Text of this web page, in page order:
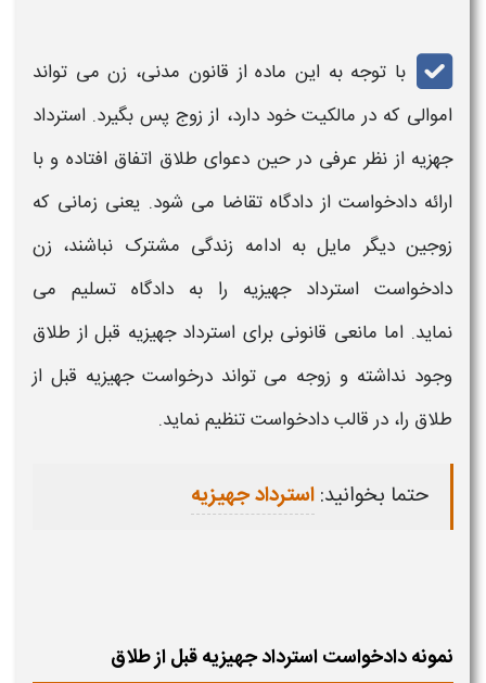
با توجه به این ماده از قانون مدنی، زن می تواند
اموالی که در مالکیت خود دارد، از زوج پس بگیرد. استرداد
جهزیه از نظر عرفی در حین دعوای طلاق اتفاق افتاده و با
ارائه دادخواست از دادگاه تقاضا می شود. یعنی زمانی که
زوجین دیگر مایل به ادامه زندگی مشترک نباشند، زن
دادخواست استرداد جهیزیه را به دادگاه تسلیم می
نماید. اما مانعی قانونی برای استرداد جهیزیه قبل از طلاق
وجود نداشته و زوجه می تواند درخواست جهیزیه قبل از
طلاق را، در قالب دادخواست تنظیم نماید.
حتما بخوانید:استرداد جهیزیه
نمونه دادخواست استرداد جهیزیه قبل از طلاق